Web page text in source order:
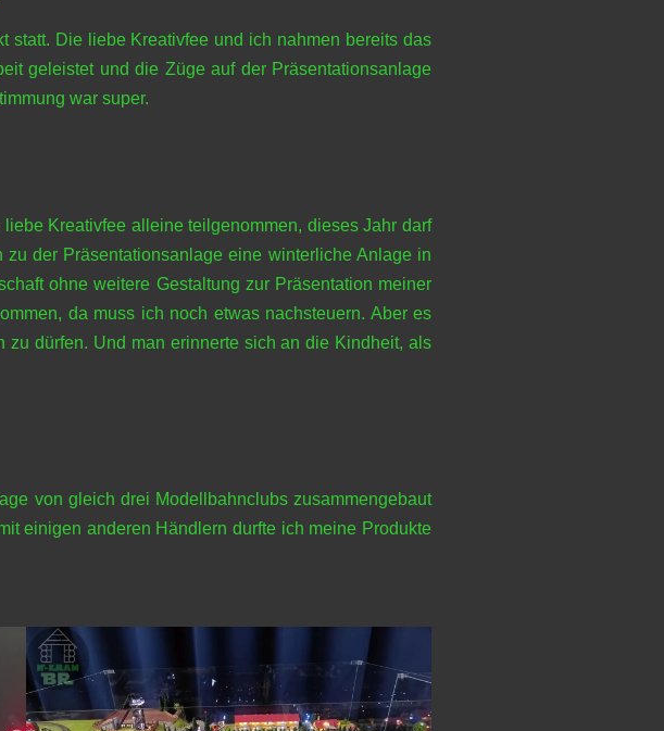
Die liebe Kreativfee und ich nahmen bereits das
geleistet und die Züge auf der Präsentationsanlage
war super.
Kreativfee alleine teilgenommen, dieses Jahr darf
der Präsentationsanlage eine winterliche Anlage in
ohne weitere Gestaltung zur Präsentation meiner
da muss ich noch etwas nachsteuern. Aber es
dürfen. Und man erinnerte sich an die Kindheit, als
von gleich drei Modellbahnclubs zusammengebaut
einigen anderen Händlern durfte ich meine Produkte